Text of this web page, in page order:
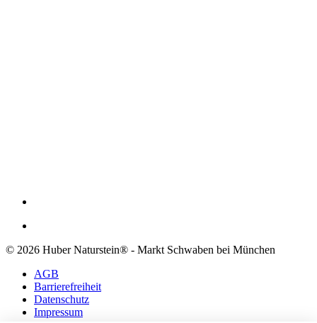
© 2026 Huber Naturstein® - Markt Schwaben bei München
AGB
Barrierefreiheit
Datenschutz
Impressum